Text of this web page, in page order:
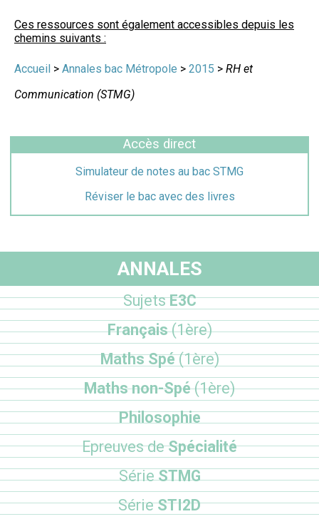
Ces ressources sont également accessibles depuis les
chemins suivants :
Accueil > Annales bac Métropole > 2015 > RH et
Communication (STMG)
Accès direct
Simulateur de notes au bac STMG
Réviser le bac avec des livres
ANNALES
SujetsE3C
Français(1ère)
Maths Spé(1ère)
Maths non-Spé(1ère)
Philosophie
Epreuves deSpécialité
SérieSTMG
SérieSTI2D